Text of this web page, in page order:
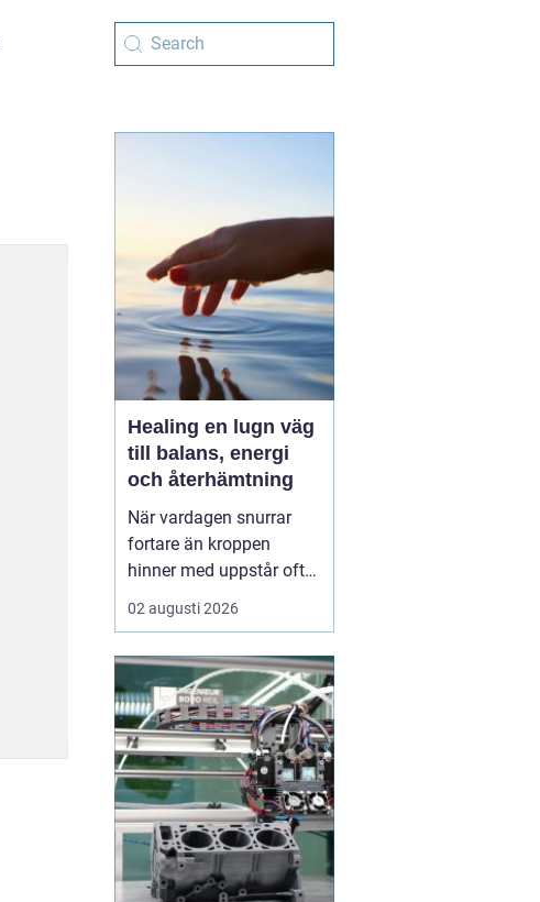
Healing en lugn väg
till balans, energi
och återhämtning
När vardagen snurrar
fortare än kroppen
hinner med uppstår ofta
spänningar, oro och
trötthet som inte går att
Många börjar då söka
efter metoder som kan
skapa lugn på djupet,
inte bara i tankarna utan
också i kroppen. I den
sökn...
02 augusti 2026